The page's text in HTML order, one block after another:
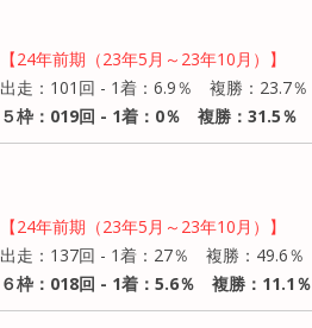
【24年前期（23年5月～23年10月）】
出走：101回 - 1着：6.9％ 複勝：23.7％
５枠：019回 - 1着：0％ 複勝：31.5％
【24年前期（23年5月～23年10月）】
出走：137回 - 1着：27％ 複勝：49.6％
６枠：018回 - 1着：5.6％ 複勝：11.1％